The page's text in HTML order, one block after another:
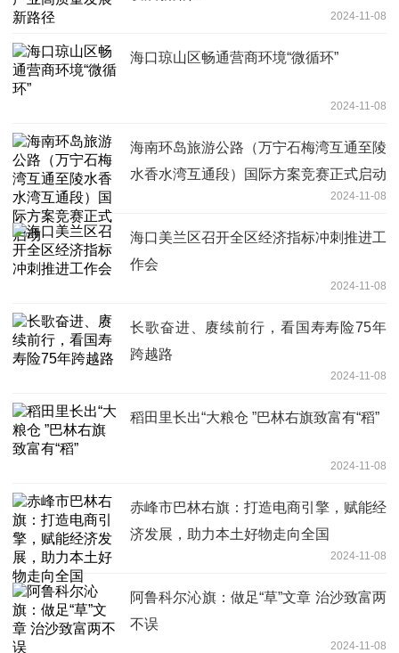
2024-11-08
海口琼山区畅通营商环境“微循环”
2024-11-08
海南环岛旅游公路（万宁石梅湾互通至陵
水香水湾互通段）国际方案竞赛正式启动
2024-11-08
海口美兰区召开全区经济指标冲刺推进工
作会
2024-11-08
长歌奋进、赓续前行，看国寿寿险75年
跨越路
2024-11-08
稻田里长出“大粮仓 ”巴林右旗致富有“稻”
2024-11-08
赤峰市巴林右旗：打造电商引擎，赋能经
济发展，助力本土好物走向全国
2024-11-08
阿鲁科尔沁旗：做足“草”文章 治沙致富两
不误
2024-11-08